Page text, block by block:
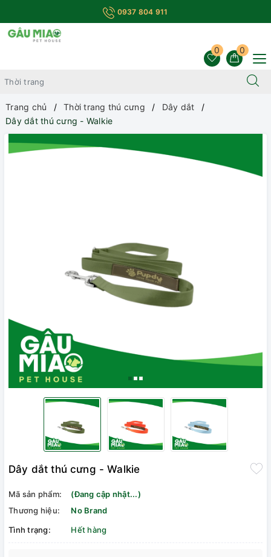
0937 804 911
0
0
Trang chủ Thời trang thú cưng
Dây dắt
Dây dắt thú cưng - Walkie
Dây dắt thú cưng - Walkie
Mã sản phẩm:
(Đang cập nhật...)
Thương hiệu:
No Brand
Tình trạng:
Hết hàng